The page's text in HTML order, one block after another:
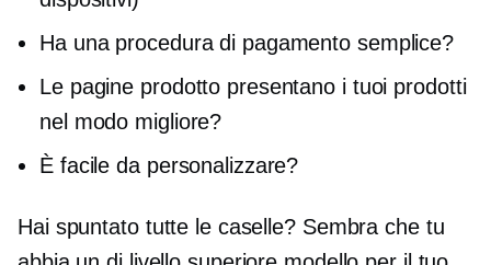
Ha una procedura di pagamento semplice?
Le pagine prodotto presentano i tuoi prodotti
nel modo migliore?
È facile da personalizzare?
Hai spuntato tutte le caselle? Sembra che tu